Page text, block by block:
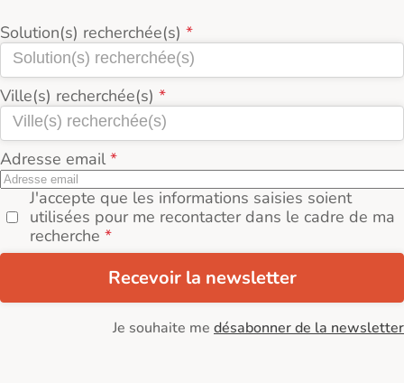
Solution(s) recherchée(s)
Ville(s) recherchée(s)
Adresse email
J'accepte que les informations saisies soient
utilisées pour me recontacter dans le cadre de ma
recherche
Recevoir la newsletter
Je souhaite me désabonner de la newsletter